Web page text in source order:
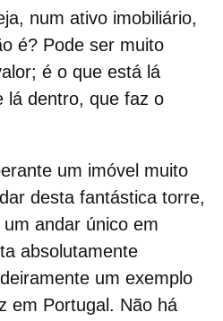
num ativo imobiliário,
é? Pode ser muito
é o que está lá
lá dentro, que faz o
um imóvel muito
desta fantástica torre,
andar único em
absolutamente
um exemplo
em Portugal. Não há